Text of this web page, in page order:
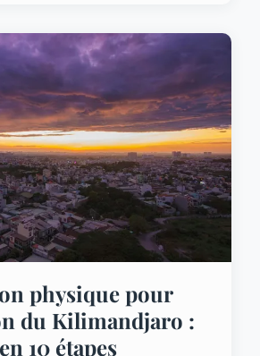
physique pour
du Kilimandjaro :
10 étapes